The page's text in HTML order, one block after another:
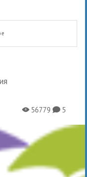
X56779K5